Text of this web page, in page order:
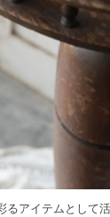
アイテムとして活